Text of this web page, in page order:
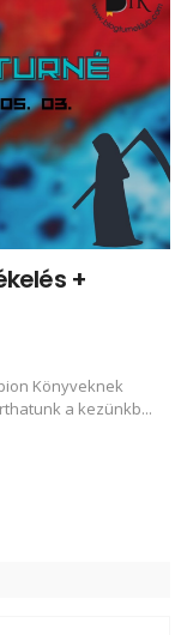
+
Könyveknek
a kezünkb...